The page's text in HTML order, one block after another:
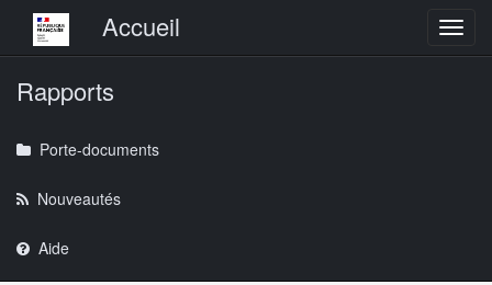
Menu principalAccueil
Rapports
Porte-documents
Nouveautés
Aide